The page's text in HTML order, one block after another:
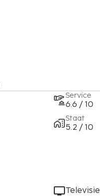
Service
6.6 / 10
Staat
5.2 / 10
Televisie